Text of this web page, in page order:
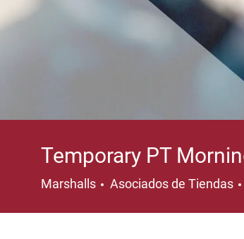
Temporary PT
Marshalls Categoría
Asociados de Tiendas